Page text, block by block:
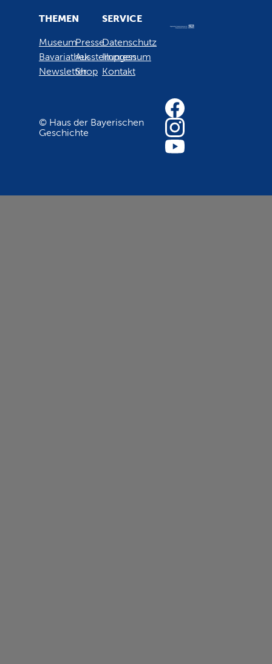
THEMEN
Museum
Bavariathek
Newsletter
Presse
Ausstellungen
Shop
SERVICE
Datenschutz
Impressum
Kontakt
© Haus der Bayerischen
Geschichte